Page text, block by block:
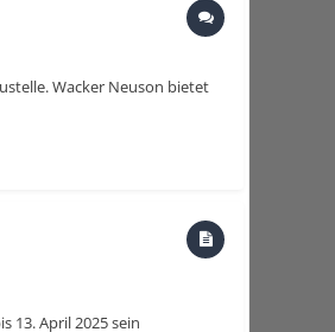
Wacker Neuson bietet
13. April 2025 sein